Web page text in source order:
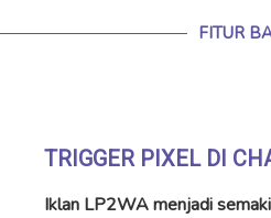
FITUR
TRIGGER PIXEL DI
Iklan LP2WA menjadi